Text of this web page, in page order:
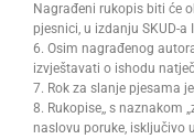
Nagrađeni rukopis biti će
pjesnici, u izdanju SKUD-a
6. Osim nagrađenog
izvještavati o ishodu
7. Rok za slanje pjesama
8. Rukopise,, s naznakom
naslovu poruke, isključivo